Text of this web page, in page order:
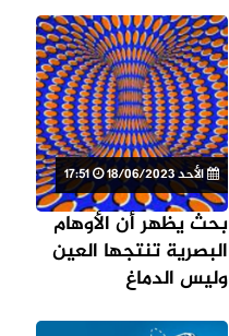
الأحد 18/06/2023 17:51
بحث يظهر أن الأوهام
البصرية تنتجها العين
وليس الدماغ